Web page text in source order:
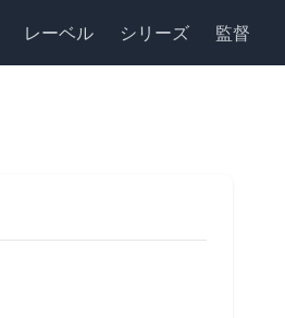
レーベル シリーズ 監督